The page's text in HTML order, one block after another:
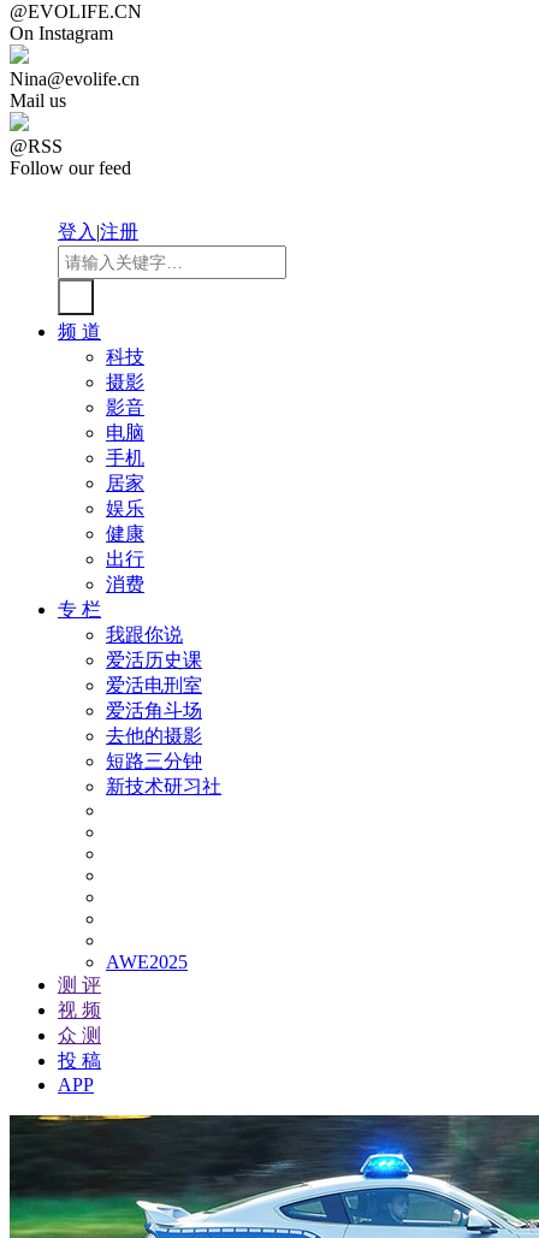
@EVOLIFE.CN
On Instagram
Nina@evolife.cn
Mail us
@RSS
Follow our feed
登入|注册
频 道
科技
摄影
影音
电脑
手机
居家
娱乐
健康
出行
消费
专 栏
我跟你说
爱活历史课
爱活电刑室
爱活角斗场
去他的摄影
短路三分钟
新技术研习社
AWE2025
测 评
视 频
众 测
投 稿
APP